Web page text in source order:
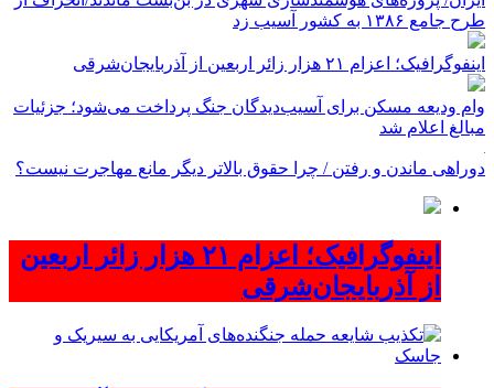
طرح جامع ۱۳۸۶ به کشور آسیب زد
اینفوگرافیک؛ اعزام ۲۱ هزار زائر اربعین از آذربایجان‌شرقی
وام ودیعه مسکن برای آسیب‌دیدگان جنگ پرداخت می‌شود؛ جزئیات
مبالغ اعلام شد
دوراهی ماندن و رفتن / چرا حقوق بالاتر دیگر مانع مهاجرت نیست؟
اینفوگرافیک؛ اعزام ۲۱ هزار زائر اربعین
از آذربایجان‌شرقی